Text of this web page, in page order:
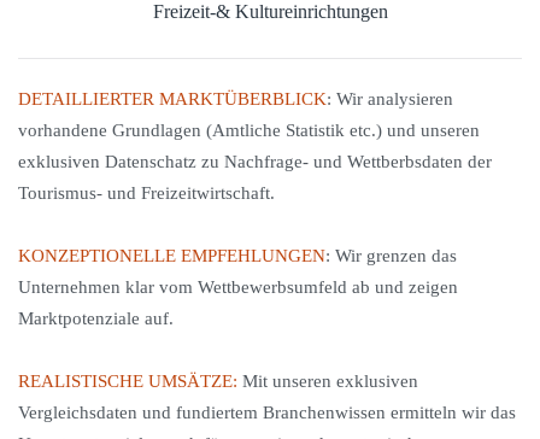
Freizeit-& Kultureinrichtungen
DETAILLIERTER MARKTÜBERBLICK: Wir analysieren
vorhandene Grundlagen (Amtliche Statistik etc.) und unseren
exklusiven Datenschatz zu Nachfrage- und Wettberbsdaten der
Tourismus- und Freizeitwirtschaft.
KONZEPTIONELLE EMPFEHLUNGEN: Wir grenzen das
Unternehmen klar vom Wettbewerbsumfeld ab und zeigen
Marktpotenziale auf.
REALISTISCHE UMSÄTZE: Mit unseren exklusiven
Vergleichsdaten und fundiertem Branchenwissen ermitteln wir das